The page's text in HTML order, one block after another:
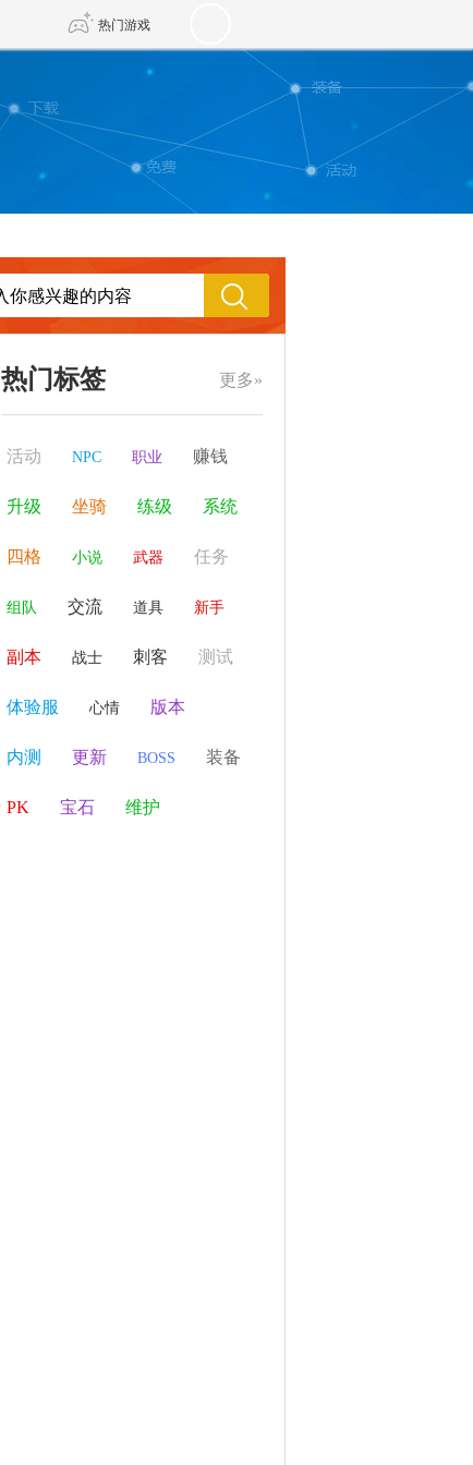
热门游戏
DNF 传奇4
诛仙世界 新仙侠5
更多»
热门标签
活动 NPC 职业 赚钱
升级 坐骑 练级 系统
四格 小说 武器 任务
组队 交流 道具 新手
副本 战士 刺客 测试
体验服 心情 版本
内测 更新 BOSS 装备
PK 宝石 维护